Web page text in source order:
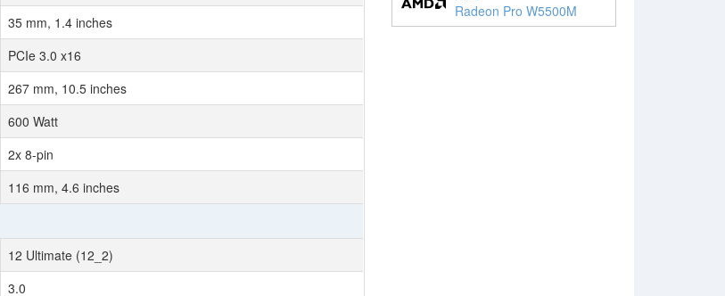
35 mm, 1.4 inches
PCIe 3.0 x16
267 mm, 10.5 inches
600 Watt
2x 8-pin
116 mm, 4.6 inches
12 Ultimate (12_2)
3.0
Radeon Pro W5500M